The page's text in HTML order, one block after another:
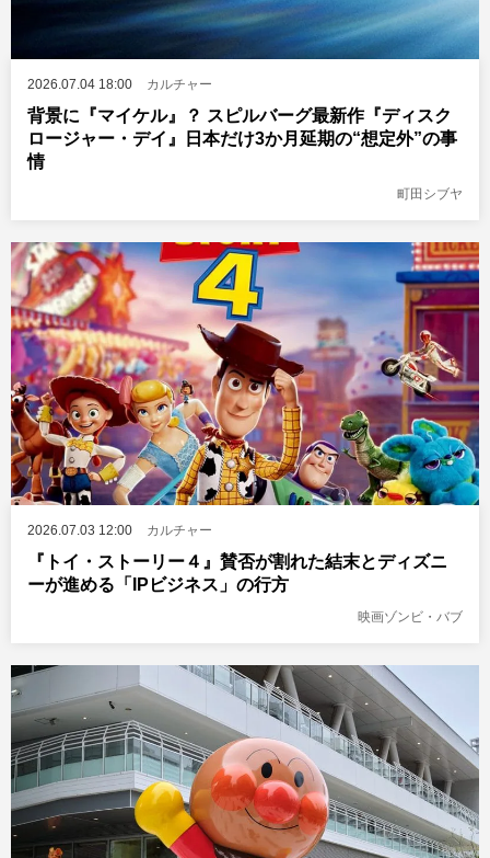
2026.07.04 18:00 カルチャー
背景に『マイケル』？ スピルバーグ最新作『ディスク
ロージャー・デイ』日本だけ3か月延期の“想定外”の事
情
町田シブヤ
2026.07.03 12:00 カルチャー
『トイ・ストーリー４』賛否が割れた結末とディズニ
ーが進める「IPビジネス」の行方
映画ゾンビ・バブ